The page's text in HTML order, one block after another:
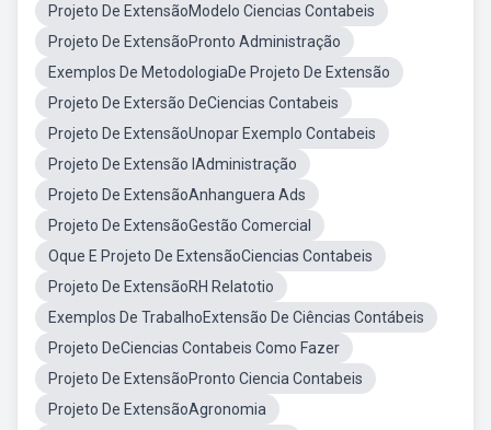
Projeto De ExtensãoModelo Ciencias Contabeis
Projeto De ExtensãoPronto Administração
Exemplos De MetodologiaDe Projeto De Extensão
Projeto De Extersão DeCiencias Contabeis
Projeto De ExtensãoUnopar Exemplo Contabeis
Projeto De Extensão IAdministração
Projeto De ExtensãoAnhanguera Ads
Projeto De ExtensãoGestão Comercial
Oque E Projeto De ExtensãoCiencias Contabeis
Projeto De ExtensãoRH Relatotio
Exemplos De TrabalhoExtensão De Ciências Contábeis
Projeto DeCiencias Contabeis Como Fazer
Projeto De ExtensãoPronto Ciencia Contabeis
Projeto De ExtensãoAgronomia